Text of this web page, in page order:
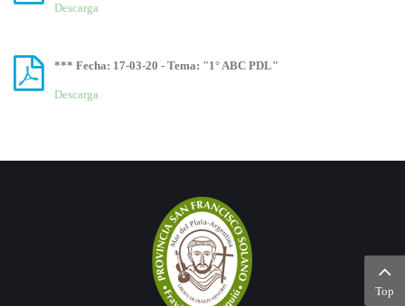
Descarga
*** Fecha: 17-03-20 - Tema: "1° ABC PDL"
Descarga
Top